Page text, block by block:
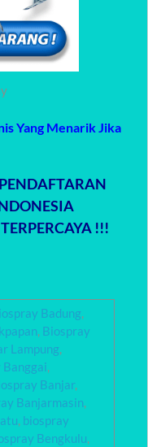
Yang Menarik Jika
!!!
Badung,
, Biospray
Lampung,
,
Banjar,
Banjarmasin,
, biospray
Bengkulu,